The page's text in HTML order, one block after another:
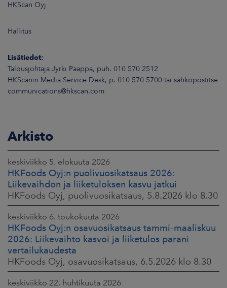
HKScan Oyj
Hallitus
Lisätiedot:
Talousjohtaja Jyrki Paappa, puh. 010 570 2512
HKScanin Media Service Desk, p. 010 570 5700 tai sähköpostitse
communications@hkscan.com
Arkisto
keskiviikko 5. elokuuta 2026
HKFoods Oyj:n puolivuosikatsaus 2026:
Liikevaihdon ja liiketuloksen kasvu jatkui
HKFoods Oyj, puolivuosikatsaus, 5.8.2026 klo 8.30
keskiviikko 6. toukokuuta 2026
HKFoods Oyj:n osavuosikatsaus tammi–maaliskuu
2026: Liikevaihto kasvoi ja liiketulos parani
vertailukaudesta
HKFoods Oyj, osavuosikatsaus, 6.5.2026 klo 8.30
keskiviikko 22. huhtikuuta 2026